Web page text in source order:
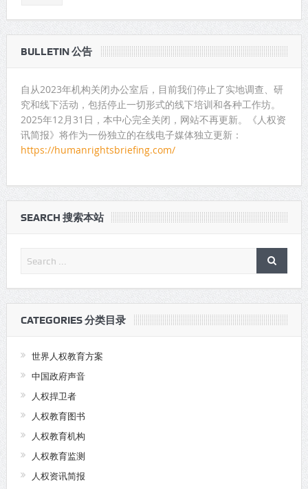
BULLETIN 公告
自从2023年机构关闭办公室后，目前我们停止了实地调查、研
究和线下活动，包括停止一切形式的线下培训和各种工作坊。
2025年12月31日，本中心完全关闭，网站不再更新。《人权资
讯简报》将作为一份独立的在线电子媒体独立更新：
https://humanrightsbriefing.com/
SEARCH 搜索本站
CATEGORIES 分类目录
世界人权教育方案
中国政府声音
人权捍卫者
人权教育图书
人权教育机构
人权教育监测
人权资讯简报